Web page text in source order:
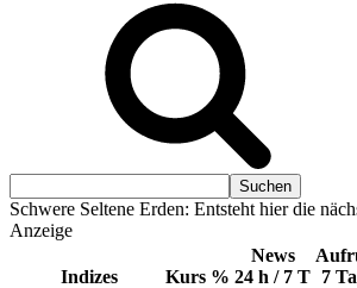
Schwere Seltene Erden: Entsteht hier die
Anzeige
Indizes Kurs %
News
24 h / 7 T 7